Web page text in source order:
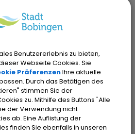
im Geldbeutel momentan
sitzt“, so Deininger.
größte Sortiment an
in ganz Süddeutschland
von weit her an. Wir
zweiten Laden eröffnen,
der aktuellen Situation in
dass ich davon
sind dort neun Personen
Benutzererlebnis zu bieten,
Webseite Cookies. Sie
PräferenzenIhre aktuelle
Durch das Betätigen des
stimmen Sie der
zu. Mithilfe des Buttons "Alle
der Verwendung nicht
ab. Eine Auflistung der
finden Sie ebenfalls in unseren